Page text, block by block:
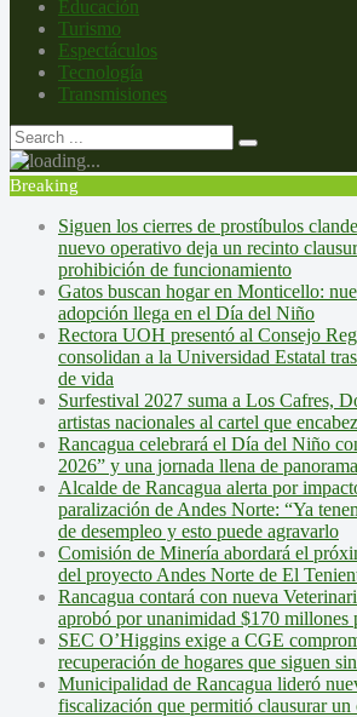
Educación
Turismo
Espectáculos
Tecnología
Transmisiones
Breaking
Siguen los cierres de prostíbulos
nuevo operativo deja un recinto
prohibición de funcionamiento
Gatos buscan hogar en Monticello:
adopción llega en el Día del Niño
Rectora UOH presentó al Consejo
consolidan a la Universidad Estatal
de vida
Surfestival 2027 suma a Los Cafres,
artistas nacionales al cartel que
Rancagua celebrará el Día del Niño
2026” y una jornada llena de
Alcalde de Rancagua alerta por
paralización de Andes Norte: “Ya
de desempleo y esto puede agravarlo
Comisión de Minería abordará el
del proyecto Andes Norte de El
Rancagua contará con nueva
aprobó por unanimidad $170 millones
SEC O’Higgins exige a CGE
recuperación de hogares que siguen
Municipalidad de Rancagua lideró
fiscalización que permitió clausurar un